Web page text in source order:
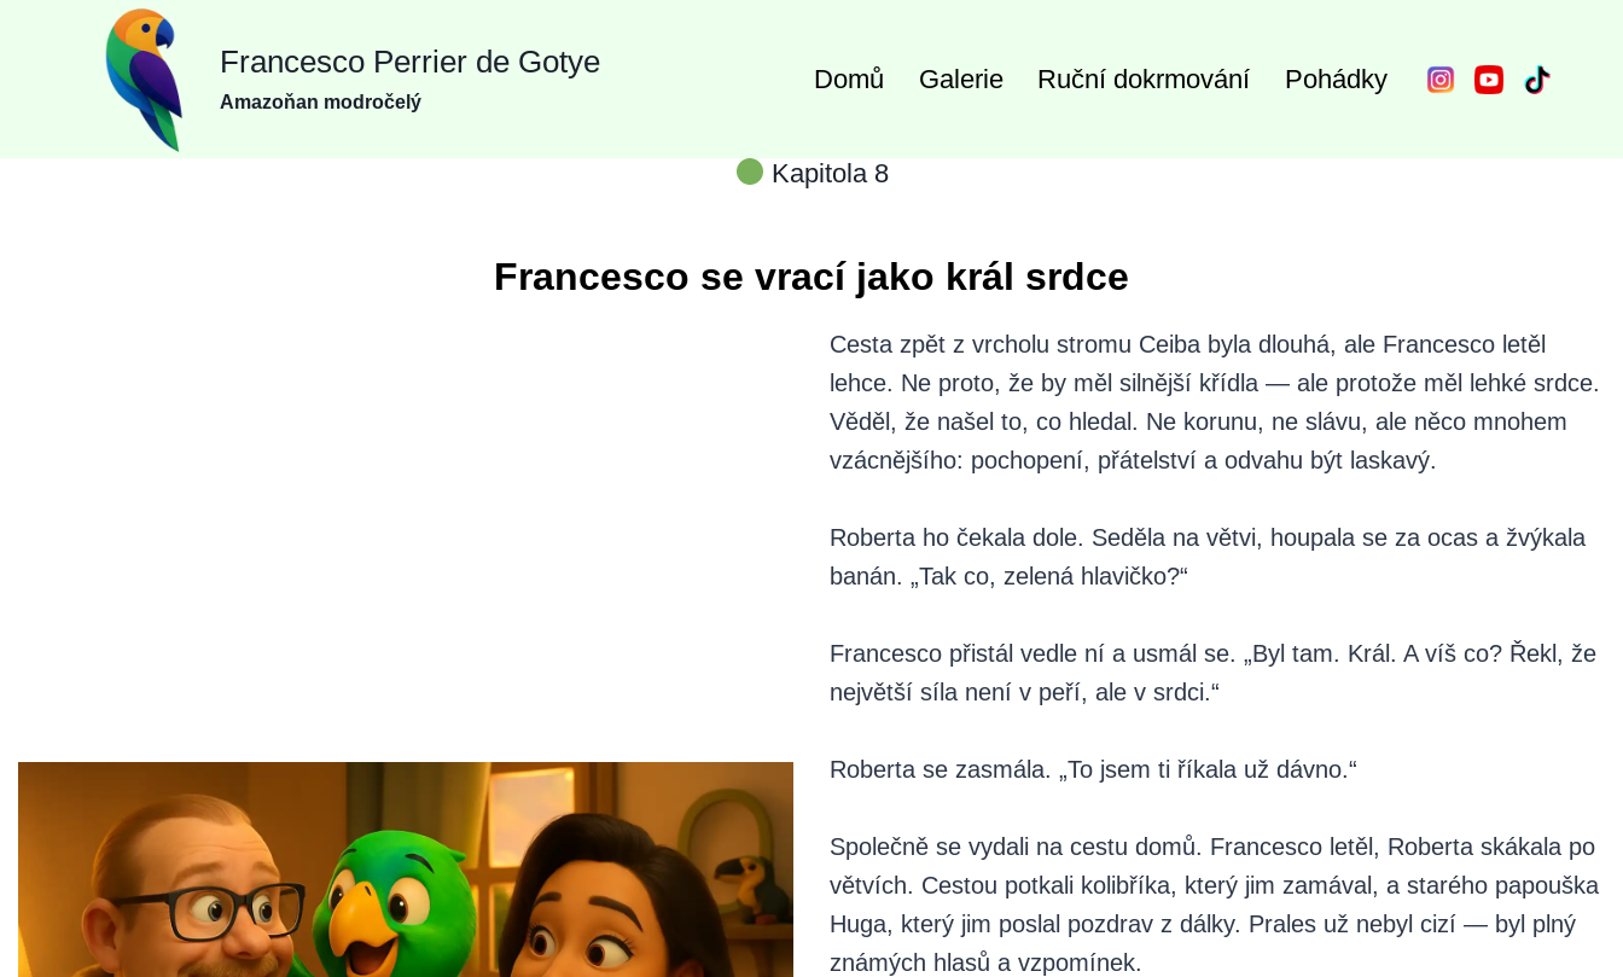
Francesco Perrier de Gotye
Amazoňan modročelý
Domů Galerie Ruční dokrmování Pohádky
Kapitola 8
Francesco se vrací jako král srdce
Cesta zpět z vrcholu stromu Ceiba byla dlouhá, ale Francesco letěl
lehce. Ne proto, že by měl silnější křídla — ale protože měl lehké srdce.
Věděl, že našel to, co hledal. Ne korunu, ne slávu, ale něco mnohem
vzácnějšího: pochopení, přátelství a odvahu být laskavý.
Roberta ho čekala dole. Seděla na větvi, houpala se za ocas a žvýkala
banán. „Tak co, zelená hlavičko?“
Francesco přistál vedle ní a usmál se. „Byl tam. Král. A víš co? Řekl, že
největší síla není v peří, ale v srdci.“
Roberta se zasmála. „To jsem ti říkala už dávno.“
Společně se vydali na cestu domů. Francesco letěl, Roberta skákala po
větvích. Cestou potkali kolibříka, který jim zamával, a starého papouška
Huga, který jim poslal pozdrav z dálky. Prales už nebyl cizí — byl plný
známých hlasů a vzpomínek.